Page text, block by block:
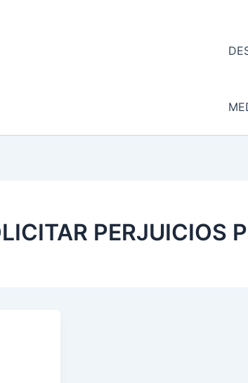
PERJUICIOS